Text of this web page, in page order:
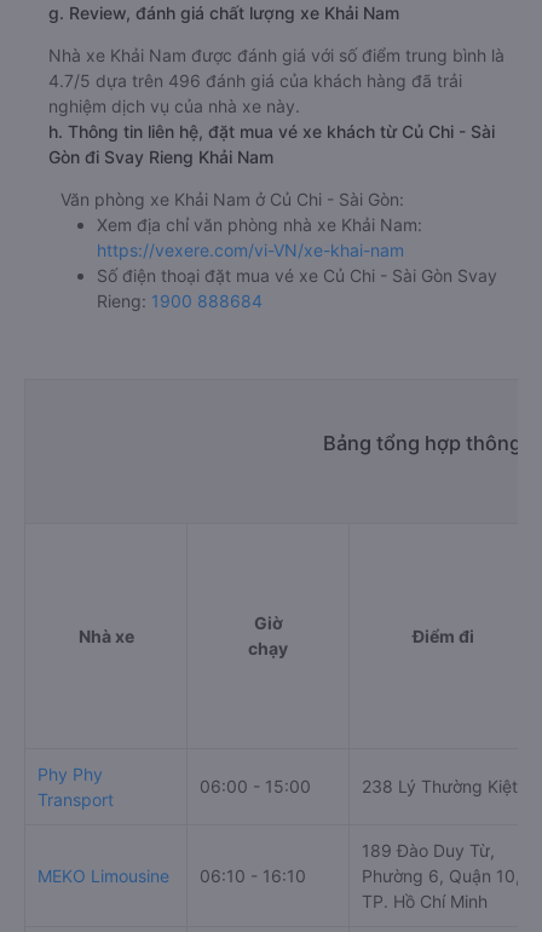
g. Review, đánh giá chất lượng xe Khải Nam
Nhà xe Khải Nam được đánh giá với số điểm trung bình là
4.7/5 dựa trên 496 đánh giá của khách hàng đã trải
nghiệm dịch vụ của nhà xe này.
h. Thông tin liên hệ, đặt mua vé xe khách từ Củ Chi - Sài
Gòn đi Svay Rieng Khải Nam
Văn phòng xe Khải Nam ở Củ Chi - Sài Gòn:
Xem địa chỉ văn phòng nhà xe Khải Nam:
https://vexere.com/vi-VN/xe-khai-nam
Số điện thoại đặt mua vé xe Củ Chi - Sài Gòn Svay
Rieng: 1900 888684
Bảng tổng hợp thông
Nhà xe
Giờ
chạy
Điểm đi
Phy Phy
Transport
06:00 - 15:00 238 Lý Thường Kiệt
MEKO Limousine 06:10 - 16:10
189 Đào Duy Từ,
Phường 6, Quận 10,
TP. Hồ Chí Minh